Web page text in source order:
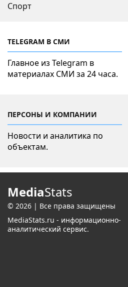
Спорт
TELEGRAM В СМИ
Главное из Telegram в
материалах СМИ за 24 часа.
ПЕРСОНЫ И КОМПАНИИ
Новости и аналитика по
объектам.
MediaStats
© 2026 | Все права защищены
MediaStats.ru - информационно-
аналитический сервис.